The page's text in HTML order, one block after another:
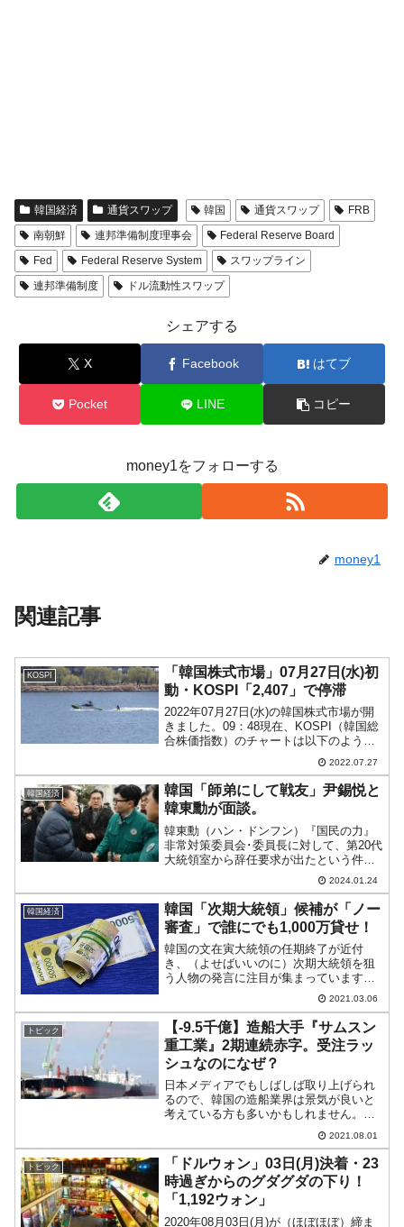
韓国経済 通貨スワップ 韓国 通貨スワップ
FRB
南朝鮮
連邦準備制度理事会
Federal Reserve Board
Fed
Federal Reserve System
スワップライン
連邦準備制度
ドル流動性スワップ
シェアする
X Facebook はてブ
Pocket LINE コピー
money1をフォローする
money1
関連記事
KOSPI
「韓国株式市場」07月27日(水)初
動・KOSPI「2,407」で停滞
2022年07月27日(水)の韓国株式市場が開
きました。09：48現在、KOSPI（韓国総
合株価指数）のチャートは以下のように
『Investing.com』より引用）。上げて始
まりましたが陰線となっています。
KOSP...
2022.07.27
韓国経済
韓国「師弟にして戦友」尹錫悦と
韓東勳が面談。
韓東勳（ハン・ドンフン）『国民の力』
非常対策委員会･委員長に対して、第20代
大統領室から辞任要求が出たという件の
続報です。↑YouTube『SBSニュース』チ
ャンネル2024年01月22日、23：10頃、忠
南道舒舒川郡川特化市場（水産物市場...
2024.01.24
韓国経済
韓国「次期大統領」候補が「ノー
審査」で誰にでも1,000万貸せ！
韓国の文在寅大統領の任期終了が近付
き、（よせばいいのに）次期大統領を狙
う人物の発言に注目が集まっています。
また、そのような人物も（よせばいいの
に）耳目を集めるための発言を声高に行
うのです。一時期、次期大統領候補とさ
れた李在明（イ・ジェミョン...
2021.03.06
トピック
【-9.5千億】造船大手『サムスン
重工業』2期連続赤字。受注ラッ
シュなのになぜ？
日本メディアでもしばしば取り上げられ
るので、韓国の造船業界は景気が良いと
考えている方も多いかもしれません。確
かに、2020年第4四半期ぐらいから受注
が大幅に増加し、韓国メディアには「ジ
ャックポット」という惹句が目立つよう
になりました。202...
2021.08.01
トピック
「ドルウォン」03日(月)決着・23
時過ぎからのグダグダの下り！
「1,192ウォン」
2020年08月03日(月)が（ほぼほぼ）締ま